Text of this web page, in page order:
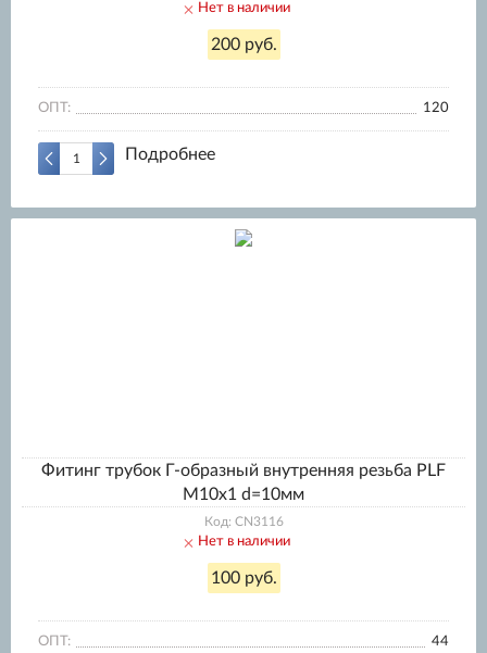
Нет в наличии
200 руб.
ОПТ: 120
Подробнее
Фитинг трубок Г-образный внутренняя резьба PLF
M10x1 d=10мм
Код: CN3116
Нет в наличии
100 руб.
ОПТ: 44